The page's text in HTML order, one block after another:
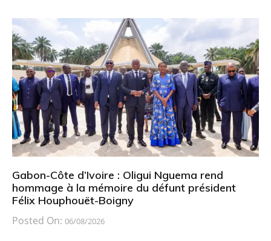
Gabon-Côte d’Ivoire : Oligui Nguema rend
hommage à la mémoire du défunt président
Félix Houphouët-Boigny
Posted On: 06/08/2026